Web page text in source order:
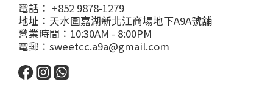
電話： +852 9878-1279
地址：天水圍嘉湖新北江商場地下A9A號舖
營業時間：10:30AM - 8:00PM
電郵：sweetcc.a9a@gmail.com